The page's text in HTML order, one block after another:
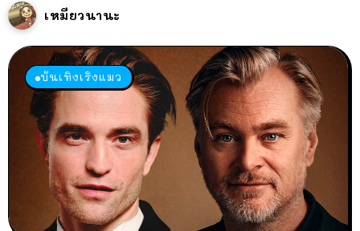
เหมียวนานะ
บันเทิงเริงแมว